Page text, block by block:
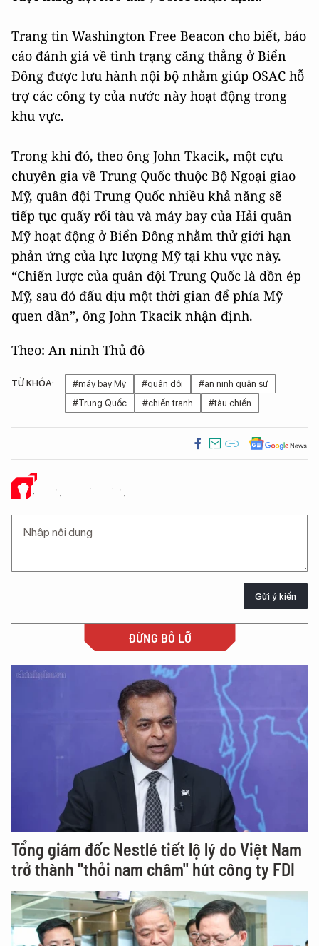
Trang tin Washington Free Beacon cho biết, báo
cáo đánh giá về tình trạng căng thẳng ở Biển
Đông được lưu hành nội bộ nhằm giúp OSAC hỗ
trợ các công ty của nước này hoạt động trong
khu vực.
Trong khi đó, theo ông John Tkacik, một cựu
chuyên gia về Trung Quốc thuộc Bộ Ngoại giao
Mỹ, quân đội Trung Quốc nhiều khả năng sẽ
tiếp tục quấy rối tàu và máy bay của Hải quân
Mỹ hoạt động ở Biển Đông nhằm thử giới hạn
phản ứng của lực lượng Mỹ tại khu vực này.
“Chiến lược của quân đội Trung Quốc là dồn ép
Mỹ, sau đó đấu dịu một thời gian để phía Mỹ
quen dần”, ông John Tkacik nhận định.
Theo: An ninh Thủ đô
TỪ KHÓA: #máy bay Mỹ #quân đội
#an ninh quân sự
#Trung Quốc
#chiến tranh #tàu chiến
Ý KIẾN CỦA BẠN
Gửi ý kiến
ĐỪNG BỎ LỠ
Tổng giám đốc Nestlé tiết lộ lý do Việt Nam
trở thành "thỏi nam châm" hút công ty FDI